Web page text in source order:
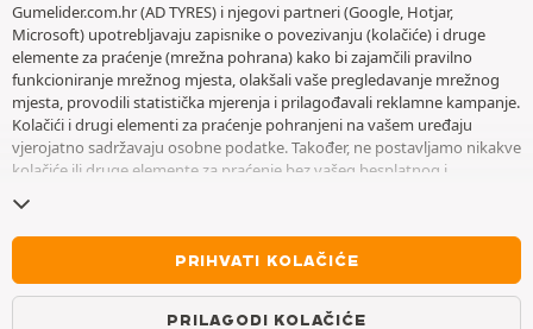
Gumelider.com.hr (AD TYRES) i njegovi partneri (Google, Hotjar,
Microsoft) upotrebljavaju zapisnike o povezivanju (kolačiće) i druge
elemente za praćenje (mrežna pohrana) kako bi zajamčili pravilno
funkcioniranje mrežnog mjesta, olakšali vaše pregledavanje mrežnog
mjesta, provodili statistička mjerenja i prilagođavali reklamne kampanje.
Kolačići i drugi elementi za praćenje pohranjeni na vašem uređaju
vjerojatno sadržavaju osobne podatke. Također, ne postavljamo nikakve
kolačiće ili druge elemente za praćenje bez vašeg besplatnog i
Zadržavamo vaš odabir tijekom šest mjeseci. Svoj pristanak možete
povući u bilo kojem trenutku posjetom stranice posvećenekolačićima i
drugim elementima za praćenje. Možete odabrati pregledavanje bez
prihvaćanja pohranjivanja kolačića ili drugih elemenata za praćenje.
Odbijanjem se ne onemogućava pristupanje uslugama AD TYRES. Za
PRIHVATI KOLAČIĆE
PRILAGODI KOLAČIĆE